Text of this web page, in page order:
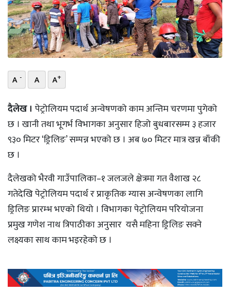
भिडियो
छापा
खोज
प्रोफाइल
ऊर्जा
विशेष
A - A A+
दैलेख । पेट्रोलियम पदार्थ अन्वेषणको काम अन्तिम चरणमा पुगेको
छ‍ । खानी तथा भूगर्भ विभागका अनुसार हिजो बुधबारसम्म ३ हजार
९३० मिटर ‘ड्रिलिङ’ सम्पन्न भएको छ । अब ७० मिटर मात्र खन्न बाँकी
छ ।
दैलेखको भैरवी गाउँपालिका–१ जलजले क्षेत्रमा गत वैशाख २८
गतेदेखि पेट्रोलियम पदार्थ र प्राकृतिक ग्यास अन्वेषणका लागि
ड्रिलिङ प्रारम्भ भएको थियो । विभागका पेट्रोलियम परियोजना
प्रमुख गणेश नाथ त्रिपाठीका अनुसार यसै महिना ड्रिलिङ सक्ने
लक्ष्यका साथ काम भइरहेको छ ।